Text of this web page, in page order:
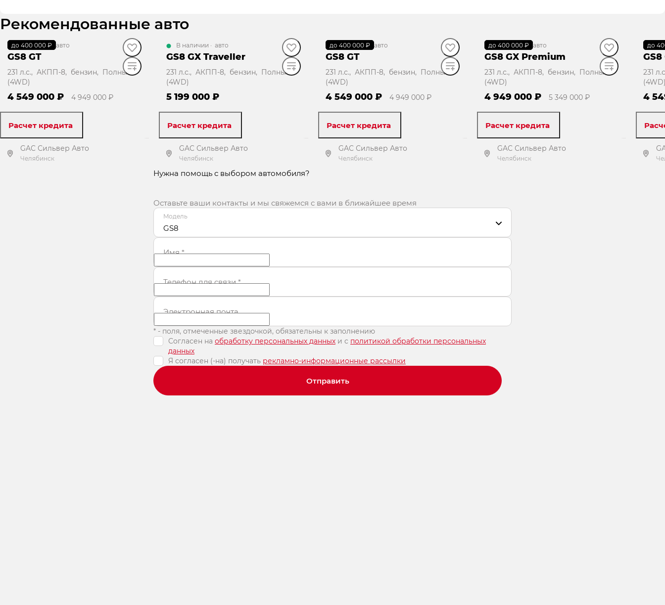
Рекомендованные авто
до 400 000 ₽
В наличии· авто
GS8 GT
231 л.с., АКПП-8, бензин, Полный
(4WD)
4 549 000 ₽ 4 949 000 ₽
Расчет кредита
GAC Сильвер Авто
Челябинск
В наличии · авто
GS8 GX Traveller
231 л.с., АКПП-8, бензин, Полный
(4WD)
5 199 000 ₽
Расчет кредита
GAC Сильвер Авто
Челябинск
Получить предложение
до 400 000 ₽
В наличии· авто
GS8 GT
231 л.с., АКПП-8, бензин, Полный
(4WD)
4 549 000 ₽ 4 949 000 ₽
Расчет кредита
GAC Сильвер Авто
Челябинск
до 400 000 ₽
В наличии· авто
GS8 GX Premium
231 л.с., АКПП-8, бензин, Полный
(4WD)
4 949 000 ₽ 5 349 000 ₽
Расчет кредита
GAC Сильвер Авто
Челябинск
доВ
GS8
231
4
Нужна помощь с выбором автомобиля?
Оставьте ваши контакты и мы свяжемся с вами в ближайшее время
Модель
GS8
Имя*
Телефон для связи*
Электронная почта
* - поля, отмеченные звездочкой, обязательны к заполнению
Согласен на обработку персональных данных и c политикой обработки персональных
данных
Я согласен (-на) получать рекламно-информационные рассылки
Отправить